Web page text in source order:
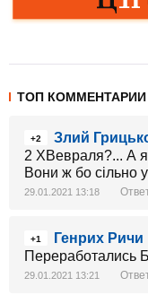
ТОП КОММЕНТАРИИ
+2
Злий
2 ХВевраля?... А
Вони ж бо сільно
29.01.2021 13:18
+1
Генрих Ричи
Переработались
29.01.2021 13:21